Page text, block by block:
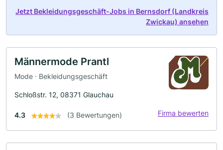
Jetzt Bekleidungsgeschäft-Jobs in Bernsdorf (Landkreis
Zwickau) ansehen
Männermode Prantl
Mode · Bekleidungsgeschäft
Schloßstr. 12, 08371 Glauchau
4.3 (3 Bewertungen) Firma bewerten